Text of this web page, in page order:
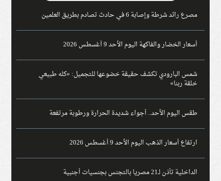
مصرع رائد شرطة وإصابة 6 في حادث تصادم بطريق العلمين
أسعار الخضار والفاكهة اليوم الأحد 9 أغسطس 2026
شمس البارودي تكشف حقيقة خضوعها للتجميل: «كله طبيعي
خلقة ربنا»
طقس اليوم الأحد.. أجواء شديدة الحرارة ورطوبة مرتفعة
ارتفاع أسعار الذهب اليوم الأحد 9 أغسطس 2026
الداخلية تأذن لـ21 مصريا بالتجنس بجنسيات أجنبية